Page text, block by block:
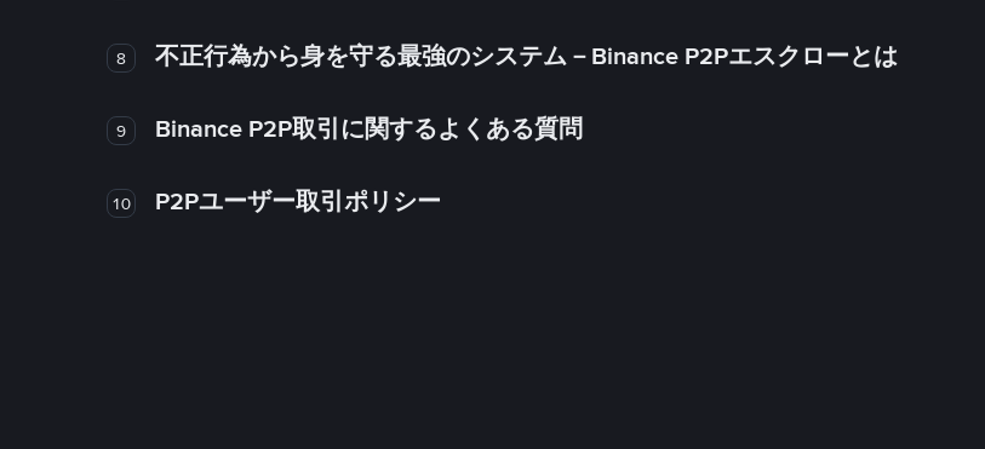
8 不正行為から身を守る最強のシステム－Binance P2Pエスクローとは
9 Binance P2P取引に関するよくある質問
10 P2Pユーザー取引ポリシー